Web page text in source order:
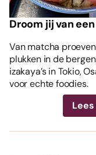
Droom jij van
Van matcha
plukken in de
izakaya’s in Tokio,
voor echte foodies.